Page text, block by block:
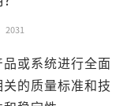
2031
或系统进行全面
的质量标准和技